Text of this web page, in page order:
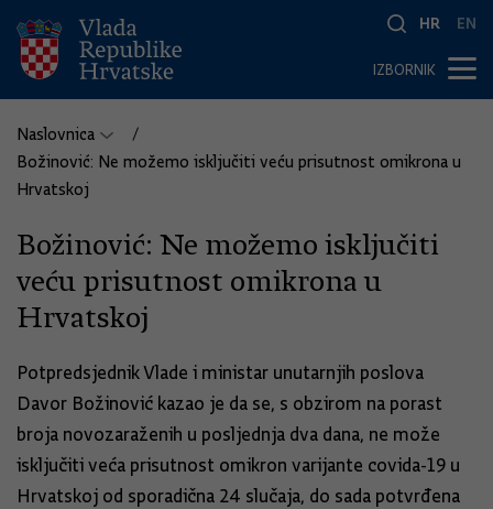
HR EN
IZBORNIK
Naslovnica
Božinović: Ne možemo isključiti veću prisutnost omikrona u
Hrvatskoj
Božinović: Ne možemo isključiti
veću prisutnost omikrona u
Hrvatskoj
Potpredsjednik Vlade i ministar unutarnjih poslova
Davor Božinović kazao je da se, s obzirom na porast
broja novozaraženih u posljednja dva dana, ne može
isključiti veća prisutnost omikron varijante covida-19 u
Hrvatskoj od sporadična 24 slučaja, do sada potvrđena